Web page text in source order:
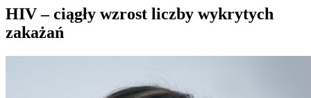
HIV – ciągły wzrost liczby wykrytych
zakażań